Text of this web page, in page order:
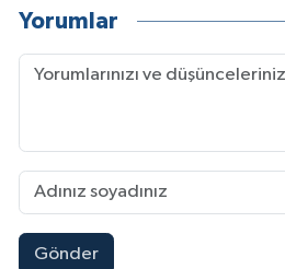
Yorumlar
Gönder